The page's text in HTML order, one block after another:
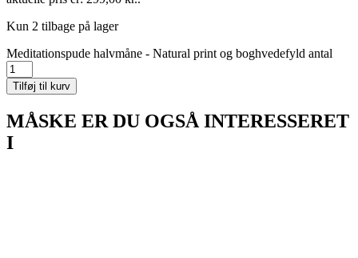
Kun 2 tilbage på lager
Meditationspude halvmåne - Natural print og boghvedefyld antal
Tilføj til kurv
MÅSKE ER DU OGSÅ INTERESSERET
I